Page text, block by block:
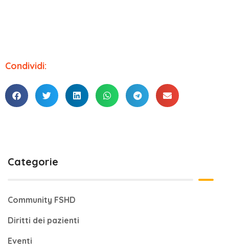
Condividi:
Categorie
Community FSHD
Diritti dei pazienti
Eventi